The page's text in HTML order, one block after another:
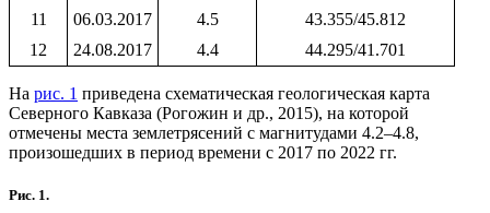
11
06.03.2017 4.5
43.355/45.812
12
24.08.2017 4.4 44.295/41.701
На рис. 1 приведена схематическая геологическая карта
Северного Кавказа (Рогожин и др., 2015), на которой
отмечены места землетрясений с магнитудами 4.2–4.8,
произошедших в период времени с 2017 по 2022 гг.
Рис. 1.